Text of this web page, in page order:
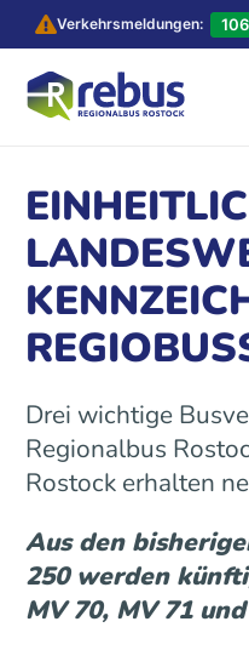
Verkehrsmeldungen: 106
Drei wichtige
Regionalbus
Rostock erhalten
Aus den
250 werden
MV 70, MV 71